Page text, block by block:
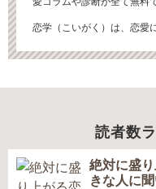
恋学（こいがく）は、恋愛
読者数
絶対に盛
きな人に